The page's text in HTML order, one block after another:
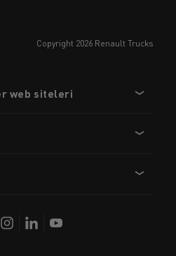
copyright 2026 Renault Trucks
web siteleri